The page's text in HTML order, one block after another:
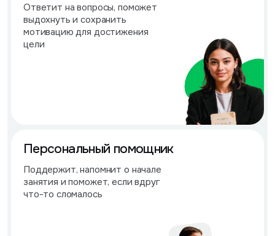
Ответит на вопросы, поможет
выдохнуть и сохранить
мотивацию для достижения
цели
Персональный помощник
Поддержит, напомнит о начале
занятия и поможет, если вдруг
что-то сломалось